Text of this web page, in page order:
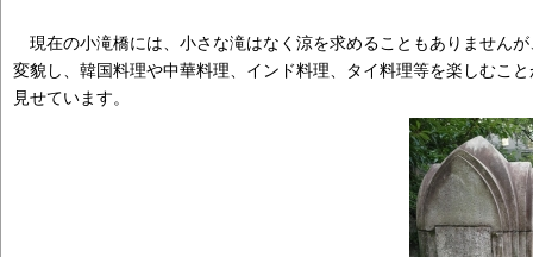
現在の小滝橋には、小さな滝はなく涼を求めることもありません
変貌し、韓国料理や中華料理、インド料理、タイ料理等を楽しむこ
見せています。